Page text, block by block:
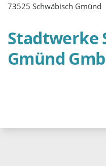
Stadtwerke
Gmünd
73525 Schwäbisch Gmünd